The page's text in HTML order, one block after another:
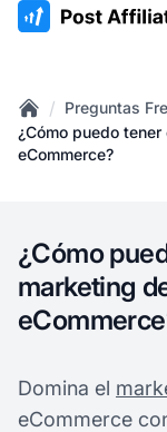
:site.title
Home
/ Preguntas
¿Cómo puedo
eCommerce?
¿Cómo
marketing
Domina el
eCommerce